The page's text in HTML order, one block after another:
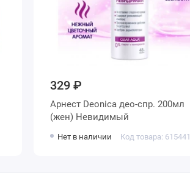
329 ₽
Арнест Deonica део-спр. 200мл
(жен) Невидимый
Нет в наличии Код товара: 615441